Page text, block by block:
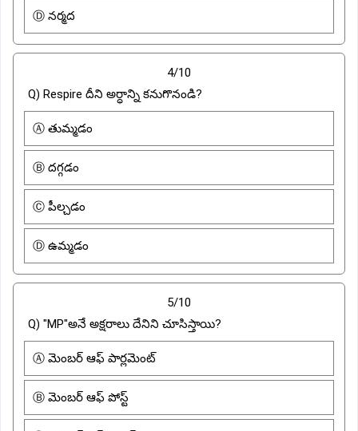
Ⓓ నర్మద
4/10
Q) Respire దీని అర్ధాన్ని కనుగొనండి?
Ⓐ తుమ్మడం
Ⓑ దగ్గడం
Ⓒ పీల్చడం
Ⓓ ఉమ్మడం
5/10
Q) "MP"అనే అక్షరాలు దేనిని చూసిస్తాయి?
Ⓐ మెంబర్ ఆఫ్ పార్లమెంట్
Ⓑ మెంబర్ ఆఫ్ పోస్ట్